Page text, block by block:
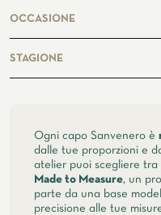
ATELIER
OCCASIONE
STAGIONE
Ogni capo Sanvenero è
dalle tue proporzioni e
atelier puoi scegliere tra
Made to Measure, un
parte da una base
precisione alle tue